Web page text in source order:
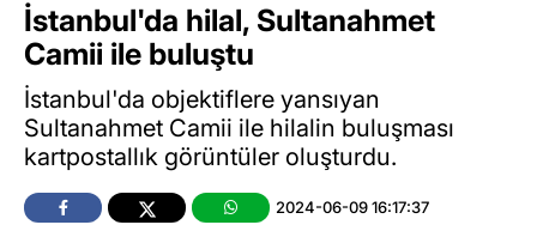
İstanbul'da hilal, Sultanahmet
Camii ile buluştu
İstanbul'da objektiflere yansıyan
Sultanahmet Camii ile hilalin buluşması
kartpostallık görüntüler oluşturdu.
2024-06-09 16:17:37